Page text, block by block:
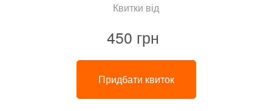
Квитки від
450 грн
Придбати квиток